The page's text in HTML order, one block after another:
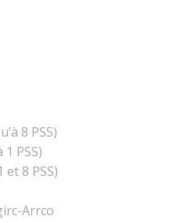
8 PSS)
PSS)
8 PSS)
Arrco